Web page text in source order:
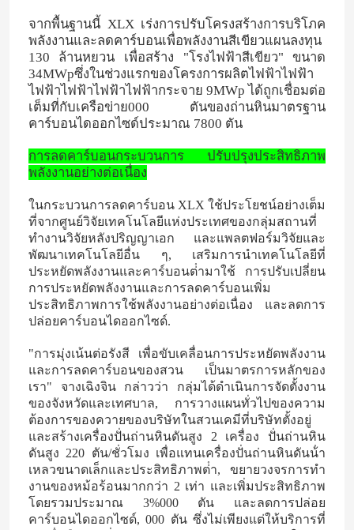
ติดต่อเรา
ข่าว
กรณี
ยูเรีย
สารปุ๋ยไนโตรเจน โปแตสเซียม
ปุ๋ยผสม
แคลเซียมแอมโมเนียมไนเตรต (CAN)
เมลามีน
ไบโอเมทานอล
ยูเรียเกรดยานยนต์
พลาสติก POM
จากพื้นฐานนี้ XLX เร่งการปรับโครงสร้างการบริโภค
พลังงานและลดคาร์บอนเพื่อพลังงานสีเขียวแผนลงทุน
130 ล้านหยวน เพื่อสร้าง "โรงไฟฟ้าสีเขียว" ขนาด
34MWpซึ่งในช่วงแรกของโครงการผลิตไฟฟ้าไฟฟ้า
ไฟฟ้าไฟฟ้าไฟฟ้าไฟฟ้ากระจาย 9MWp ได้ถูกเชื่อมต่อ
เต็มที่กับเครือข่าย000 ตันของถ่านหินมาตรฐาน
คาร์บอนไดออกไซด์ประมาณ 7800 ตัน
การลดคาร์บอนกระบวนการ ปรับปรุงประสิทธิภาพ
พลังงานอย่างต่อเนื่อง
ในกระบวนการลดคาร์บอน XLX ใช้ประโยชน์อย่างเต็ม
ที่จากศูนย์วิจัยเทคโนโลยีแห่งประเทศของกลุ่มสถานที่
ทํางานวิจัยหลังปริญญาเอก และแพลตฟอร์มวิจัยและ
พัฒนาเทคโนโลยีอื่น ๆ, เสริมการนําเทคโนโลยีที่
ประหยัดพลังงานและคาร์บอนต่ํามาใช้ การปรับเปลี่ยน
การประหยัดพลังงานและการลดคาร์บอนเพิ่ม
ประสิทธิภาพการใช้พลังงานอย่างต่อเนื่อง และลดการ
ปล่อยคาร์บอนไดออกไซด์.
"การมุ่งเน้นต่อรังสี เพื่อขับเคลื่อนการประหยัดพลังงาน
และการลดคาร์บอนของสวน เป็นมาตรการหลักของ
เรา" จางเฉิงจิน กล่าวว่า กลุ่มได้ดําเนินการจัดตั้งงาน
ของจังหวัดและเทศบาล, การวางแผนทั่วไปของความ
ต้องการของควายของบริษัทในสวนเคมีที่บริษัทตั้งอยู่
และสร้างเครื่องปั่นถ่านหินดันสูง 2 เครื่อง ปั่นถ่านหิน
ดันสูง 220 ตัน/ชั่วโมง เพื่อแทนเครื่องปั่นถ่านหินดันน้ํา
เหลวขนาดเล็กและประสิทธิภาพต่ํา, ขยายวงจรการทํา
งานของหม้อร้อนมากกว่า 2 เท่า และเพิ่มประสิทธิภาพ
โดยรวมประมาณ 3%000 ตัน และลดการปล่อย
คาร์บอนไดออกไซด์, 000 ตัน ซึ่งไม่เพียงแต่ให้บริการที่